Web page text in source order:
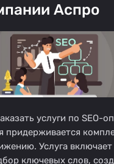
Аспро
услуги по SEO-
придерживается
Услуга включает
ключевых слов,